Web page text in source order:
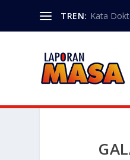
TREN: Kata